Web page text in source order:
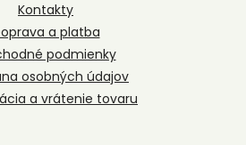
Kontakty
a platba
podmienky
osobných údajov
a vrátenie tovaru